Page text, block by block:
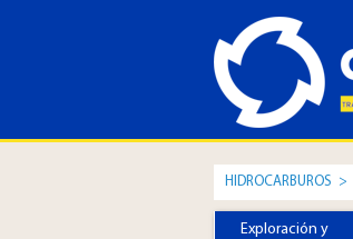
HIDROCARBUROS >
Exploración y